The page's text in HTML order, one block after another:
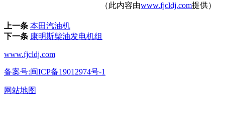
（此内容由www.fjcldj.com提供）
上一条 本田汽油机
下一条 康明斯柴油发电机组
www.fjcldj.com
备案号:闽ICP备19012974号-1
网站地图